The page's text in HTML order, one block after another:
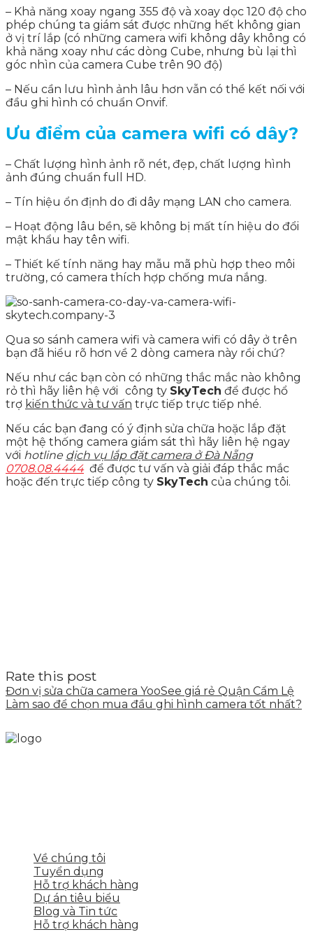
– Khả năng xoay ngang 355 độ và xoay dọc 120 độ cho
phép chúng ta giám sát được những hết không gian
ở vị trí lắp (có những camera wifi không dây không có
khả năng xoay như các dòng Cube, nhưng bù lại thì
góc nhìn của camera Cube trên 90 độ)
– Nếu cần lưu hình ảnh lâu hơn vẫn có thể kết nối với
đầu ghi hình có chuẩn Onvif.
Ưu điểm của camera wifi có dây?
– Chất lượng hình ảnh rõ nét, đẹp, chất lượng hình
ảnh đúng chuẩn full HD.
– Tín hiệu ổn định do đi dây mạng LAN cho camera.
– Hoạt động lâu bền, sẽ không bị mất tín hiệu do đổi
mật khẩu hay tên wifi.
– Thiết kế tính năng hay mẫu mã phù hợp theo môi
trường, có camera thích hợp chống mưa nắng.
Qua so sánh camera wifi và camera wifi có dây ở trên
bạn đã hiểu rõ hơn về 2 dòng camera này rồi chứ?
Nếu như các bạn còn có những thắc mắc nào không
rỏ thì hãy liên hệ với công ty SkyTech để được hổ
trợ kiến thức và tư vấn trực tiếp trực tiếp nhé.
Nếu các bạn đang có ý định sửa chữa hoặc lắp đặt
một hệ thống camera giám sát thì hãy liên hệ ngay
với hotline dịch vụ lắp đặt camera ở Đà Nẵng
0708.08.4444 để được tư vấn và giải đáp thắc mắc
hoặc đến trực tiếp công ty SkyTech của chúng tôi.
Rate this post
Đơn vị sửa chữa camera YooSee giá rẻ Quận Cẩm Lệ
Làm sao để chọn mua đầu ghi hình camera tốt nhất?
Về chúng tôi
Tuyển dụng
Hỗ trợ khách hàng
Dự án tiêu biểu
Blog và Tin tức
Hỗ trợ khách hàng